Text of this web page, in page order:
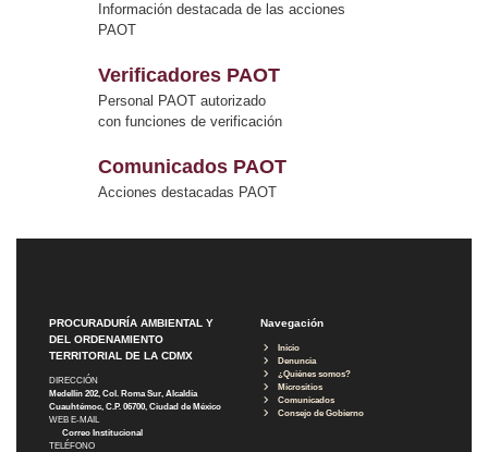
Información destacada de las acciones
PAOT
Verificadores PAOT
Personal PAOT autorizado
con funciones de verificación
Comunicados PAOT
Acciones destacadas PAOT
PROCURADURÍA AMBIENTAL Y
DEL ORDENAMIENTO
TERRITORIAL DE LA CDMX
DIRECCIÓN
Medellín 202, Col. Roma Sur, Alcaldía
Cuauhtémoc, C.P. 06700, Ciudad de México
WEB E-MAIL
Correo Institucional
TELÉFONO
Navegación
Inicio
Denuncia
¿Quiénes somos?
Micrositios
Comunicados
Consejo de Gobierno